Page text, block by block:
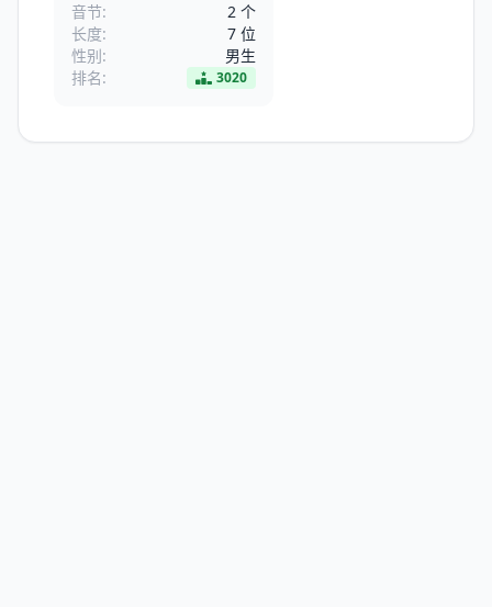
音节:
2 个
长度:
7 位
性别:
男生
排名:
3020